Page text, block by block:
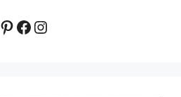
Pinterest
Facebook
Instagram